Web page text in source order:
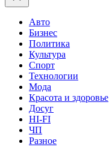
Авто
Бизнес
Политика
Культура
Спорт
Технологии
Мода
Красота и здоровье
Досуг
HI-FI
ЧП
Разное